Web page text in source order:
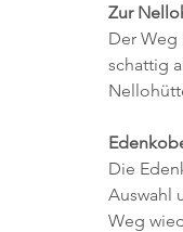
Zur
Der Weg
schattig
Die
Auswahl
Weg